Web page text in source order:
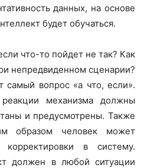
данных, на основе
будет обучаться.
что-то пойдет не так? Как
непредвиденном сценарии?
самый вопрос «а что, если».
механизма должны
и предусмотрены. Также
образом человек может
корректировки в систему.
должен в любой ситуации